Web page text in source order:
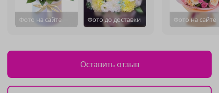
Фото на сайте Фото до доставки Фото на сайте
Оставить отзыв